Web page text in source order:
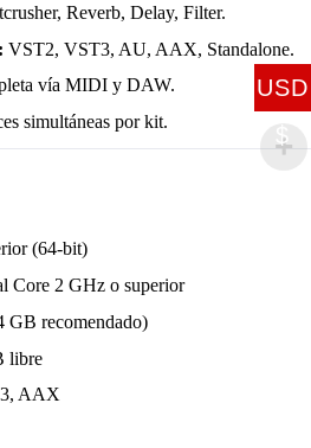
Reverb, Delay, Filter.
VST2, VST3, AU, AAX, Standalone.
vía MIDI y DAW.
simultáneas por kit.
(64-bit)
Core 2 GHz o superior
recomendado)
libre
AAX
USD
$